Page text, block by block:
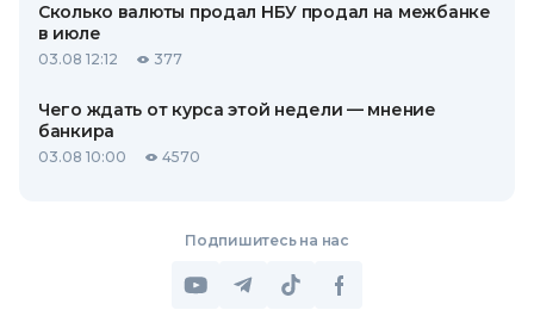
Сколько валюты продал НБУ продал на межбанке
в июле
03.08 12:12 377
Чего ждать от курса этой недели — мнение
банкира
03.08 10:00 4570
Подпишитесь на нас